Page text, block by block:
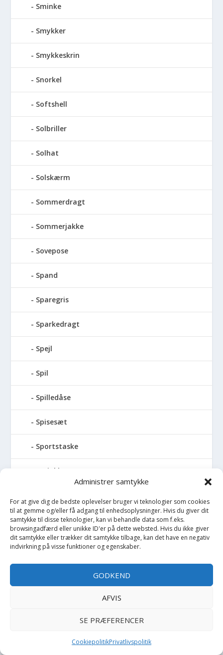
Administrer samtykke
For at give dig de bedste oplevelser bruger vi teknologier som cookies
til at gemme og/eller få adgang til enhedsoplysninger. Hvis du giver dit
samtykke til disse teknologier, kan vi behandle data som f.eks.
browsingadfærd eller unikke ID'er på dette websted. Hvis du ikke giver
dit samtykke eller trækker dit samtykke tilbage, kan det have en negativ
indvirkning på visse funktioner og egenskaber.
GODKEND
AFVIS
SE PRÆFERENCER
CookiepolitikPrivatlivspolitik
Sminke
Smykker
Smykkeskrin
Snorkel
Softshell
Solbriller
Solhat
Solskærm
Sommerdragt
Sommerjakke
Sovepose
Spand
Sparegris
Sparkedragt
Spejl
Spil
Spilledåse
Spisesæt
Sportstaske
Sprinkler
Stofble
Stofbog
Strømpebukser